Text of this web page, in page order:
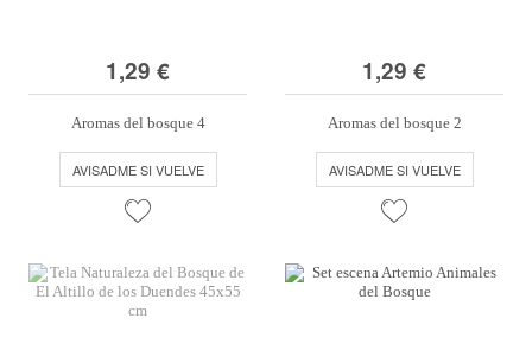
1,29 €
Aromas del bosque 4
AVISADME SI VUELVE
1,29 €
Aromas del bosque 2
AVISADME SI VUELVE